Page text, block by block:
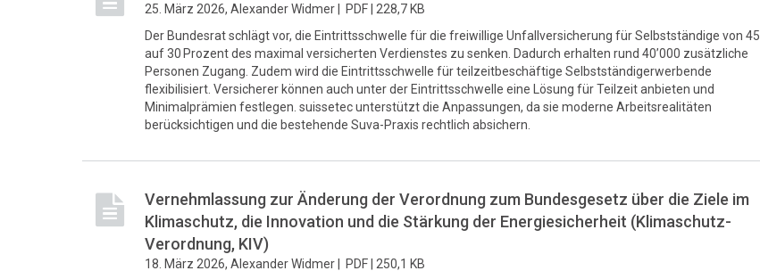
25. März 2026, Alexander Widmer | PDF | 228,7 KB
Der Bundesrat schlägt vor, die Eintrittsschwelle für die freiwillige Unfallversicherung für Selbstständige von 45
auf 30 Prozent des maximal versicherten Verdienstes zu senken. Dadurch erhalten rund 40’000 zusätzliche
Personen Zugang. Zudem wird die Eintrittsschwelle für teilzeitbeschäftige Selbstständigerwerbende
flexibilisiert. Versicherer können auch unter der Eintrittsschwelle eine Lösung für Teilzeit anbieten und
Minimalprämien festlegen. suissetec unterstützt die Anpassungen, da sie moderne Arbeitsrealitäten
berücksichtigen und die bestehende Suva-Praxis rechtlich absichern.
Vernehmlassung zur Änderung der Verordnung zum Bundesgesetz über die Ziele im
Klimaschutz, die Innovation und die Stärkung der Energiesicherheit (Klimaschutz-
Verordnung, KIV)
18. März 2026, Alexander Widmer | PDF | 250,1 KB